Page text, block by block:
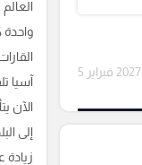
2027 فبراير 5
آسيا
الآن
إلى